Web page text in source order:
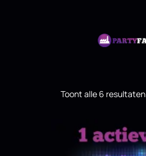
Toont alle 6 resultaten